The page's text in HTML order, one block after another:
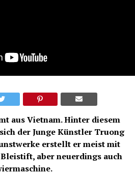
aus Vietnam. Hinter diesem
der Junge Künstler Truong
erstellt er meist mit
aber neuerdings auch